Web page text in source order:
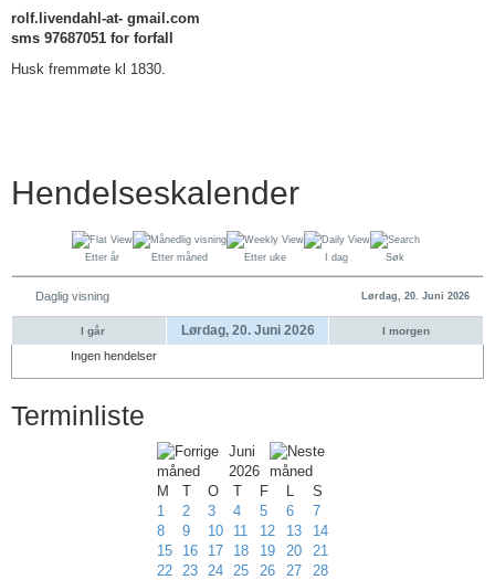
rolf.livendahl-at- gmail.com
sms 97687051 for forfall
Husk fremmøte kl 1830.
Hendelseskalender
Etter år Etter måned Etter uke I dag Søk
Daglig visning Lørdag, 20. Juni 2026
I går Lørdag, 20. Juni 2026 I morgen
Ingen hendelser
Terminliste
Juni
2026
M
T O T F L
S
1
2 3 4 5 6
7
8
9 10 11 12 13
14
15
16 17 18 19 20
21
22
23 24 25 26 27
28